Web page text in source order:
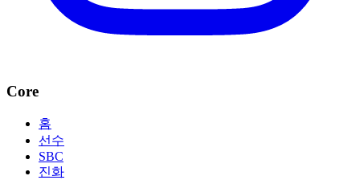
Core
홈
선수
SBC
진화